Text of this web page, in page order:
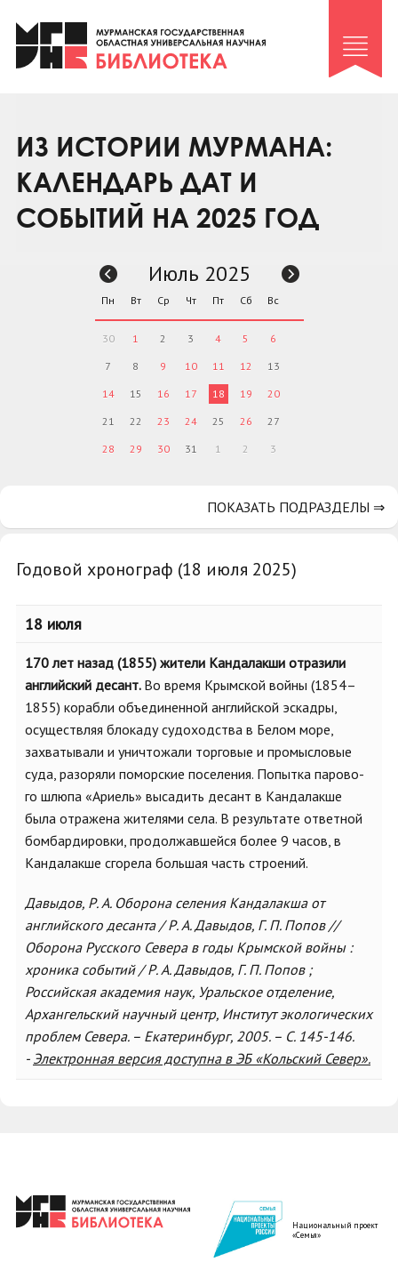
Клуб «Гиря и сельдерей»
Клуб «Семейный архив»
Коллегам
Контакты
ИЗ ИСТОРИИ МУРМАНА:
КАЛЕНДАРЬ ДАТ И
СОБЫТИЙ НА 2025 ГОД
Годовой хронограф (18 июля 2025)
18 июля
170 лет назад (1855) жители Кандалакши отразили
английский десант. Во время Крымской войны (1854–
1855) корабли объединенной английской эскадры,
осуществляя блокаду судоходства в Белом море,
захватывали и уничтожали торговые и промысловые
суда, разоряли поморские поселения. Попытка парово-
го шлюпа «Ариель» высадить десант в Кандалакше
была отражена жителями села. В результате ответной
бомбардировки, продолжавшейся более 9 часов, в
Кандалакше сгорела большая часть строений.
Давыдов, Р. А. Оборона селения Кандалакша от
английского десанта / Р. А. Давыдов, Г. П. Попов //
Оборона Русского Севера в годы Крымской войны :
хроника событий / Р. А. Давыдов, Г. П. Попов ;
Российская академия наук, Уральское отделение,
Архангельский научный центр, Институт экологических
проблем Севера. – Екатеринбург, 2005. – С. 145-146.
- Электронная версия доступна в ЭБ «Кольский Север».
Июль 2025
Пн Вт Ср Чт Пт Сб Вс
30 1 2 3 4 5 6
7 8 9 10 11 12 13
14 15 16 17 18 19 20
21 22 23 24 25 26 27
28 29 30 31 1 2 3
ПОКАЗАТЬ ПОДРАЗДЕЛЫ ⇒
Национальный проект
«Семья»